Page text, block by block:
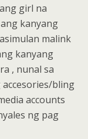
girl na
kanyang
malink
kanyang
, nunal sa
bling
accounts
ng pag